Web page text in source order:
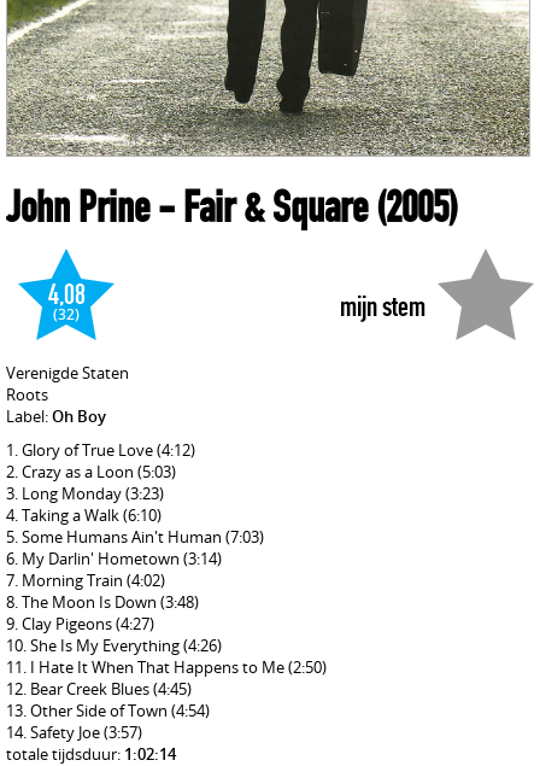
John Prine- Fair & Square(2005)
mijn stem
4,08
(32)
Verenigde Staten
Roots
Label:Oh Boy
Glory of True Love(4:12)
Crazy as a Loon (5:03)
Long Monday(3:23)
Taking a Walk(6:10)
Some Humans Ain't Human (7:03)
My Darlin' Hometown (3:14)
Morning Train (4:02)
The Moon Is Down (3:48)
Clay Pigeons(4:27)
She Is My Everything(4:26)
I Hate It When That Happens to Me(2:50)
Bear Creek Blues(4:45)
Other Side of Town (4:54)
Safety Joe(3:57)
totale tijdsduur: 1:02:14